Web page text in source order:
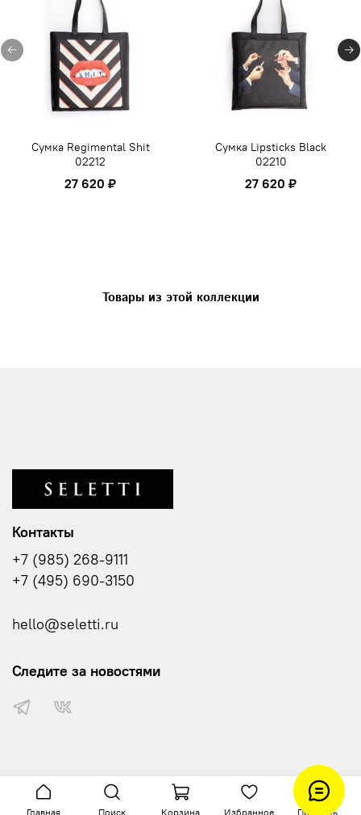
Сумка Regimental Shit
02212
27 620 ₽
Сумка Lipsticks Black
02210
27 620 ₽
Товары из этой коллекции
Контакты
+7 (985) 268-9111
+7 (495) 690-3150
hello@seletti.ru
Следите за новостями
Главная Поиск Корзина Избранное Профиль